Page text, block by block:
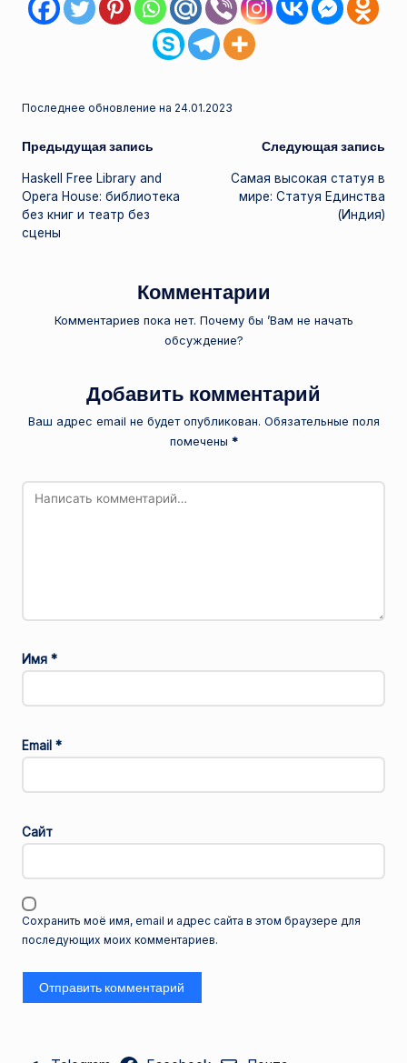
Последнее обновление на 24.01.2023
Навигация
записи
Предыдущая запись
Haskell Free Library and
Opera House: библиотека
без книг и театр без
сцены
Следующая запись
Самая высокая статуя в
мире: Статуя Единства
(Индия)
Комментарии
Комментариев пока нет. Почему бы ’Вам не начать
обсуждение?
Добавить комментарий
Ваш адрес email не будет опубликован. Обязательные поля
помечены *
Имя *
Email *
Сайт
Сохранить моё имя, email и адрес сайта в этом браузере для
последующих моих комментариев.